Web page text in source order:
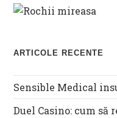
ARTICOLE RECENTE
Sensible Medical
Duel Casino: cum